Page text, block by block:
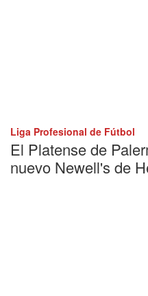
Liga Profesional de Fútbol
El Platense de
nuevo Newell's de